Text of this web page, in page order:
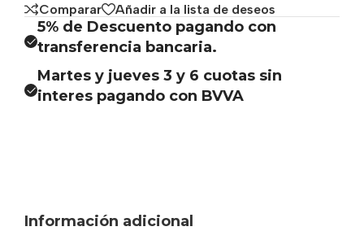
Comparar Añadir a la lista de deseos
5% de Descuento pagando con
transferencia bancaria.
Martes y jueves 3 y 6 cuotas sin
interes pagando con BVVA
Información adicional